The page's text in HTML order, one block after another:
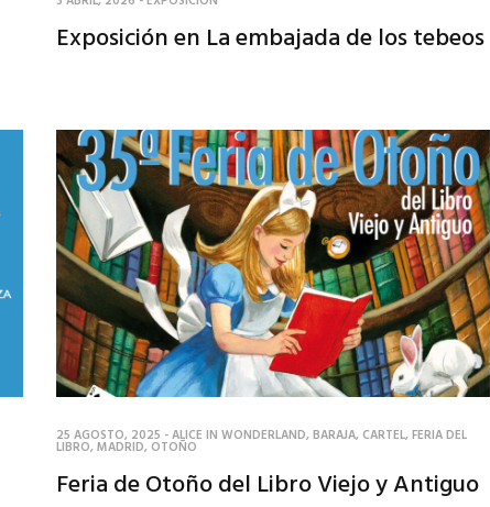
Exposición en La embajada de los tebeos
25 AGOSTO, 2025 -ALICE IN WONDERLAND,BARAJA, CARTEL,FERIA DEL
LIBRO,MADRID, OTOÑO
Feria de Otoño del Libro Viejo y Antiguo